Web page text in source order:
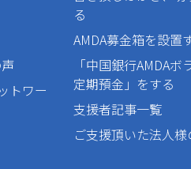
トワー
る
AMDA募金箱を設置
「中国銀行AMDAボ
定期預金」をする
支援者記事一覧
ご支援頂いた法人